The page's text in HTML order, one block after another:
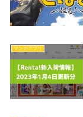
マンガアプリ